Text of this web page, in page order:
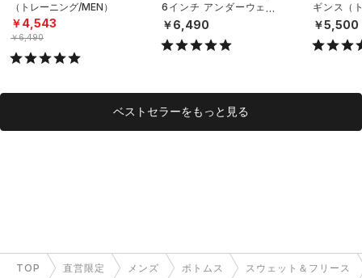
（トレーニング/MEN）
￥4,543
￥6,490
6インチ アンダーウェア
（3枚セット）（トレーニ
ング/MEN）
￥6,490
ギンス（
EN）
￥5,500
ベストセラーをもっと見る
TOP 直営限定 メンズ ボトムス スウェット＆フリース